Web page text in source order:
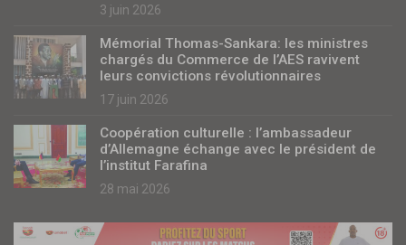
3 juin 2026
Mémorial Thomas-Sankara: les ministres
chargés du Commerce de l’AES ravivent
leurs convictions révolutionnaires
17 juin 2026
Coopération culturelle : l’ambassadeur
d’Allemagne échange avec le président de
l’institut Farafina
28 mai 2026